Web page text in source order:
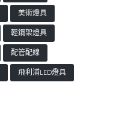
美術燈具
輕鋼架燈具
配管配線
飛利浦LED燈具